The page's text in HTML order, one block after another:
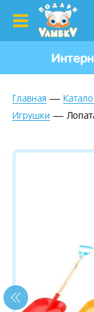
Главная
Игрушки